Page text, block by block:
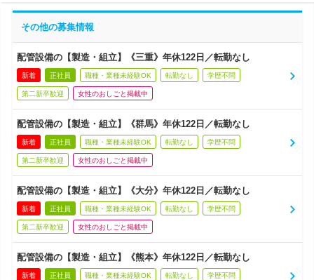
その他の募集情報
配管設備の【製造・組立】《三重》年休122日／転勤なし
新着 正社員 職種・業種未経験OK 転勤なし 学歴不問
第二新卒歓迎 女性のおしごと掲載中
配管設備の【製造・組立】《群馬》年休122日／転勤なし
新着 正社員 職種・業種未経験OK 転勤なし 学歴不問
第二新卒歓迎 女性のおしごと掲載中
配管設備の【製造・組立】《大分》年休122日／転勤なし
新着 正社員 職種・業種未経験OK 転勤なし 学歴不問
第二新卒歓迎 女性のおしごと掲載中
配管設備の【製造・組立】《熊本》年休122日／転勤なし
新着 正社員 職種・業種未経験OK 転勤なし 学歴不問